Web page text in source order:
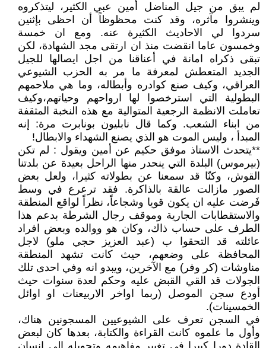
لم يبق من جيل المناضل أمين عبي الكثير، ليتذكروه
وينشروا مآثره، وقد كنت محظوظاً أن احظى بإثنين
سردوا لي الاحاديث الكثيرة عنه. ومع ان خمسة
وخمسون عاما انقضت منذ ان ارتقى مجد الشهادة، لكن
تبقى ذكراه امانة في أعناقنا من اجل ايصالها للجيل
الجديد المتعطش لمعرفة ما مر به الحزب الشيوعي
العراقي، وكيف صنع كوادره وأبطاله، وما هي ملاحمهم
البطولية التي استرخصوا لها ارواحهم وحياتهم،وكيف
تعاملت الانظمة الرجعية المتوالية مع هذه النخبة المثقفة
من ابناء الشعب. وكما قال نابليون بونابرت مرة: إنه
المبدأ ، وليس الموت هو الذي يصنع الشهداء والابطال!
**يتحدث الاستاذ موفق حكيم عن أمين ويقول : لم تكن
(بيرموس) البلدة التي ينحدر منها الراحل بعيدة عن بلدتنا
القوش، وكنّا قد سمعنا عن بطولاته كثيرا، ولعل بعض
الصور مازالت عالقة بالذاكرة. فقد ترعرع في وسط
فَرضت عليه ان يكون قويا وشجاعاً، نظراً لواقع المنطقة
والاستقطابات الجارية وموقف رجال الشرطة بدعم هذا
الطرف على حساب ذاك، وكان هو ووالده وبعض افراد
عائلته قد التحقوا ب (عبد العزيز حجي ملو) لاجل
المحافظة على وضعهم، حيث كانت تشهد المنطقة
مناوشات (كر وفر) مع الآخرين، ويبدو انه وفي احدى تلك
الجولات قد القي القبض عليه وحكم لعدة سنوات حيث
أودع سجن الموصل (ربما اواخر الاربيعنات او اوائل
الخمسينات).
في السجن تعرف على الشيوعيين المسجونين هناك،
وأول ما علموه كانت القراءة والكتابة، بعدها كان لبعض